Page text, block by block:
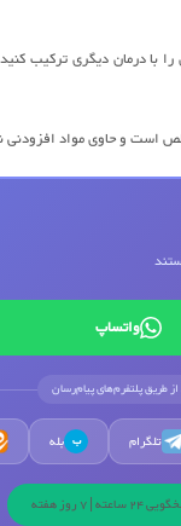
با درمان دیگری ترکیب
است و حاوی مواد
واتساپ
از طریق پلتفرم‌های پیام‌رسان
تلگرام ب بله
ساعته | 7 روز هفته